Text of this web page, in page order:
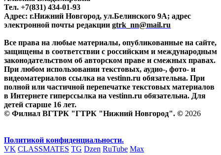
Тел. +7(831) 434-01-93
Адрес: г.Нижний Новгород, ул.Белинского 9А; адрес
электронной почты редакции gtrk_nn@mail.ru
Все права на любые материалы, опубликованные на сайте,
защищены в соответствии с российским и международным
законодательством об авторском праве и смежных правах.
При любом использовании текстовых, аудио-, фото- и
видеоматериалов ссылка на vestinn.ru обязательна. При
полной или частичной перепечатке текстовых материалов
в Интернете гиперссылка на vestinn.ru обязательна. Для
детей старше 16 лет.
© Филиал ВГТРК "ГТРК "Нижний Новгород". © 2026
Политикой конфиденциальности.
VK CLASSMATES TG Dzen RuTube Max